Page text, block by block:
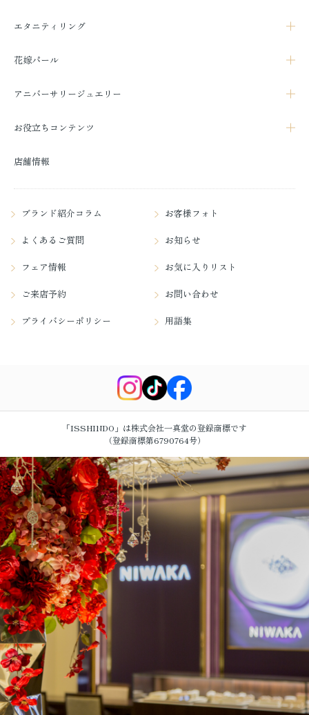
エタニティリング
花嫁パール
アニバーサリージュエリー
お役立ちコンテンツ
店舗情報
ブランド紹介コラム お客様フォト
よくあるご質問 お知らせ
フェア情報 お気に入りリスト
ご来店予約 お問い合わせ
プライバシーポリシー 用語集
「ISSHINDO」は株式会社一真堂の登録商標です
（登録商標第6790764号）